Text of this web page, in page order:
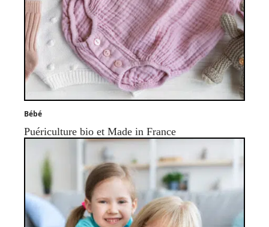
Bébé
Puériculture bio et Made in France